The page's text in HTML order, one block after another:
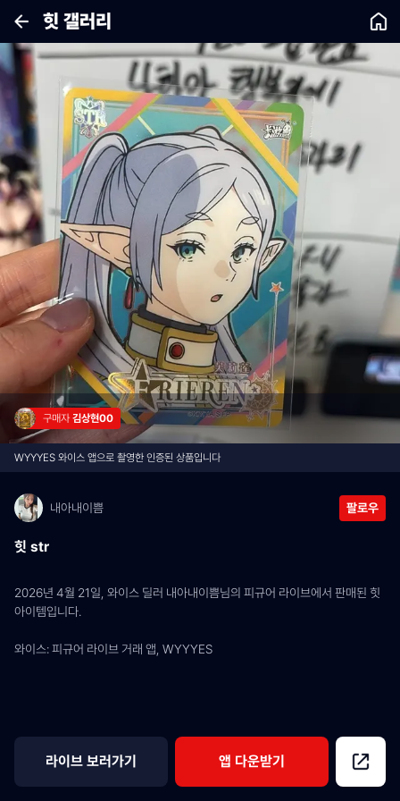
힛 갤러리
구매자 김상현00
WYYYES 와이스 앱으로 촬영한 인증된 상품입니다
내아내이쁨 팔로우
힛 str
2026년 4월 21일, 와이스 딜러 내아내이쁨님의 피규어 라이브에서 판매된 힛
아이템입니다.
와이스: 피규어 라이브 거래 앱, WYYYES
라이브 보러가기 앱 다운받기